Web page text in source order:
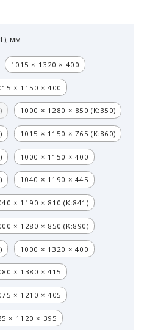
мм
1015 × 1320 × 400
× 1150 × 400
1000 × 1280 × 850 (K:350)
1015 × 1150 × 765 (K:860)
1000 × 1150 × 400
1040 × 1190 × 445
× 1190 × 810 (K:841)
× 1280 × 850 (K:890)
1000 × 1320 × 400
× 1380 × 415
× 1210 × 405
× 1120 × 395